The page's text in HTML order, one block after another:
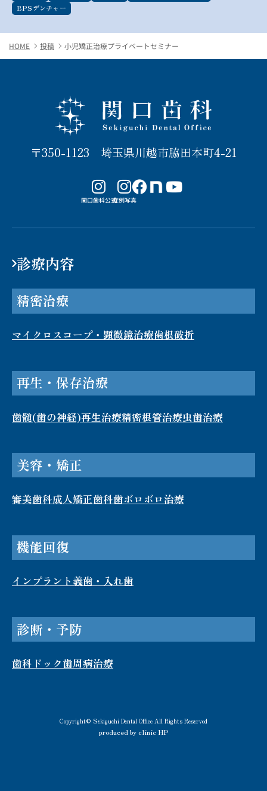
BPSデンチャー
HOME 投稿 小児矯正治療プライベートセミナー
〒350-1123 埼玉県川越市脇田本町4-21
関口歯科公式症例写真
note
診療内容
精密治療
マイクロスコープ・顕微鏡治療歯根破折​
再生・保存治療
歯髄(歯の神経)再生治療精密根管治療虫歯治療
美容・矯正
審美歯科成人矯正歯科歯ボロボロ治療
機能回復
インプラント 義歯・入れ歯
診断・予防
歯科ドック歯周病治療
Copyright© Sekiguchi Dental Office All Rights Reserved
produced by clinic HP